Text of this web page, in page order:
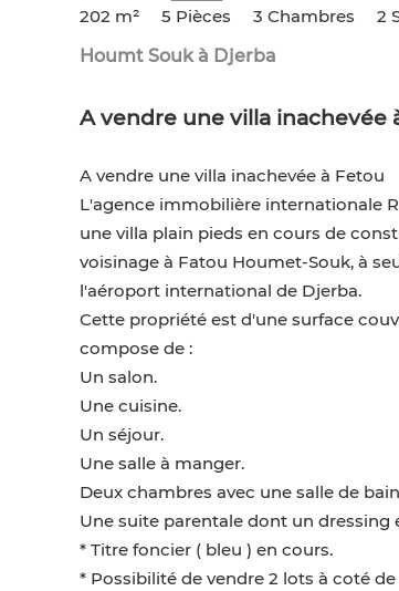
202 m² 5 Pièces 3 Chambres
2
Houmt Souk à Djerba
A vendre une villa inachevée
A vendre une villa inachevée à Fetou
L'agence immobilière internationale
une villa plain pieds en cours de
voisinage à Fatou Houmet-Souk, à
l'aéroport international de Djerba.
Cette propriété est d'une surface
compose de :
Un salon.
Une cuisine.
Un séjour.
Une salle à manger.
Deux chambres avec une salle de
Une suite parentale dont un dressing
* Titre foncier ( bleu ) en cours.
* Possibilité de vendre 2 lots à coté